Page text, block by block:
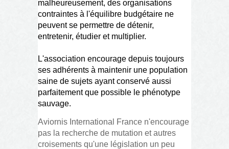
malheureusement, des organisations
contraintes à l'équilibre budgétaire ne
peuvent se permettre de détenir,
entretenir, étudier et multiplier.
L'association encourage depuis toujours
ses adhérents à maintenir une population
saine de sujets ayant conservé aussi
parfaitement que possible le phénotype
sauvage.
Aviornis International France n'encourage
pas la recherche de mutation et autres
croisements qu'une législation un peu